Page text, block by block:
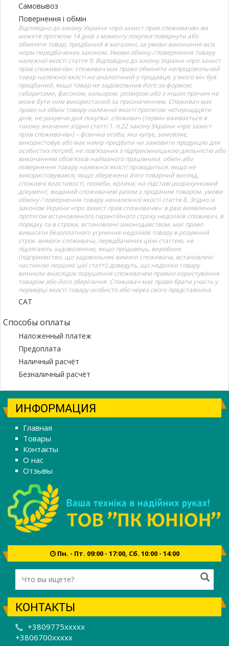
Самовывоз
Повернення і обмін
Відповідно до закону України «про захист прав споживачів» ви
можете протягом 14 днів з моменту покупки повернути або
обміняти товар, придбаний в магазині, за умови виконання всіх
норм передбачених законом. Умови обміну / повернення товару
належної якості стаття 9. Відповідно до закону України «про захист
прав споживачів»: споживач має право обміняти непродовольчий
товар належної якості на аналогічний у продавця, у якого він був
придбаний, якщо товар не задовольнив його за формою,
габаритами, фасоном, кольором, розміром або з інших причин не
може бути ним використаний за призначенням. Споживач має
право на обмін товару належної якості протягом чотирнадцяти
днів, не рахуючи дня покупки. споживач (термін вживається в
такому значенні згідно статті 1. п.22 закону України «про захист
прав споживачів») – фізична особа, яка купує, замовляє,
використовує або має намір придбати чи замовити продукцію для
особистих потреб, не пов’язаних з підприємницькою діяльністю або
виконанням обов’язків найманого працівника. обмін або
повернення товару належної якості провадиться: якщо не
використовувався; якщо збережено його товарний вигляд,
споживчі властивості, пломби, ярлики; на підставі розрахунковий
документ, виданий споживачеві разом з проданим товаром. умови
обміну / повернення товару неналежної якості стаття 8. Згідно із
законом України «про захист прав споживачів»: в разі виявлення
протягом встановленого гарантійного строку недоліків споживач, в
порядку та в строки, встановлені законодавством, має право
вимагати безоплатного усунення недоліків товару в розумний
строк. вимоги споживача, передбачених цією статтею, не
підлягають задоволенню, якщо продавець, виробник
(підприємство, що задовольняє вимоги споживача, встановлені
частиною першою цієї статті) доведуть, що недоліки товару
виникли внаслідок порушення споживачем правил користування
товаром або його зберігання. Споживач має право брати участь у
перевірці якості товару особисто або через свого представника.
САТ
Способы оплаты
Наложенный платеж
Предоплата
Наличный расчёт
Безналичный расчёт
ИНФОРМАЦИЯ
Главная
Товары
Контакты
О нас
Отзывы
Пн. - Пт. 09:00 - 17:00, Сб. 10:00 - 14:00
КОНТАКТЫ
+3809775xxxxx
+3806700xxxxx